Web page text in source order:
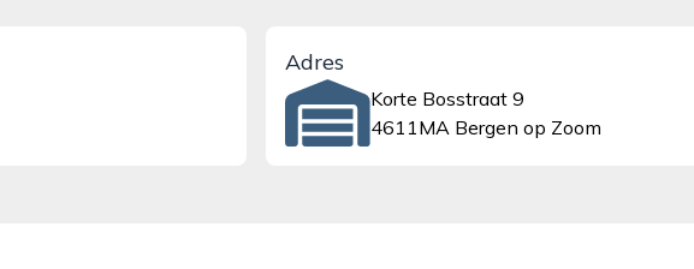
Adres
Korte Bosstraat 9
4611MA Bergen op Zoom